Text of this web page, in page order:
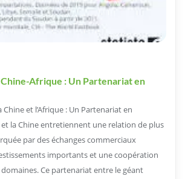
Afrique : Un Partenariat en
Chine et l’Afrique : Un Partenariat en
et la Chine entretiennent une relation de plus
par des échanges commerciaux
importants et une coopération
Ce partenariat entre le géant